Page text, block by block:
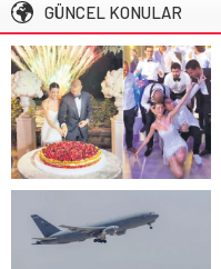
GÜNCEL KONULAR